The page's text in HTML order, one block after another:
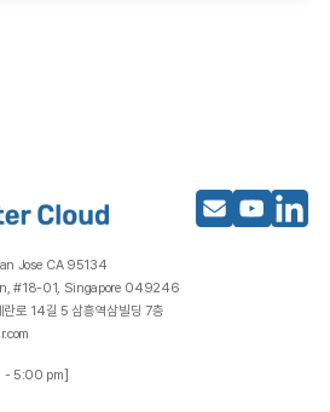
Jose CA 95134
#18-01, Singapore 049246
란로 14길 5 삼흥역삼빌딩 7층
- 5:00 pm]